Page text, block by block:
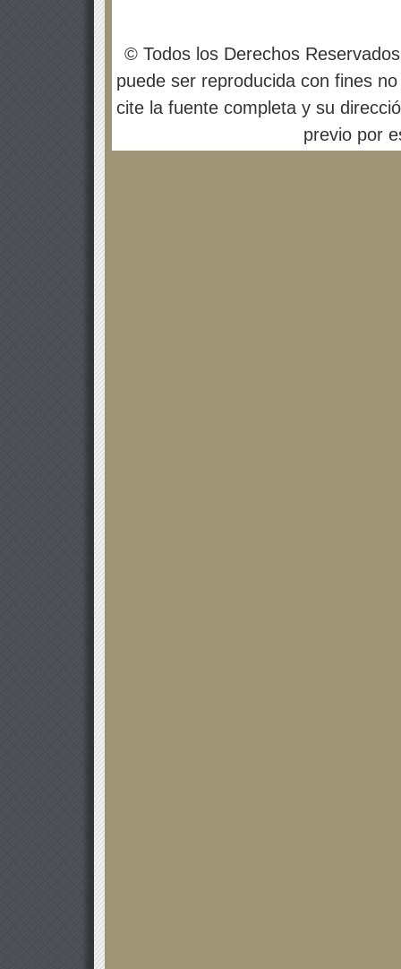
© Todos los Derechos
puede ser reproducida con fines
cite la fuente completa y su
previo por